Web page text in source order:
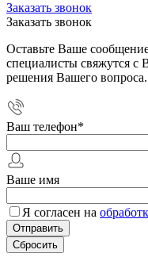
Заказать звонок
Заказать звонок
Оставьте Ваше
специалисты свяжутся с
решения Вашего вопроса.
Ваш телефон*
Ваше имя
Я согласен на